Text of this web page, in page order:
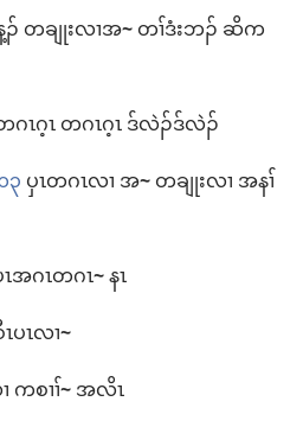
ၣ်​ တချုး​လၢ​အ~တၢ်​ဒံးဘၣ်​ ဆိက
ဂၤ​ဂ့ၤ တဂၤ​ဂ့ၤ ဒ်လဲၣ်​ဒ်လဲၣ်
ပှၤ​တဂၤ​လၢ အ~တချုး​လၢ အ​နၢ်
အဂၤ​တဂၤ~နၤ
ၤ​လၢ~
စၢၢ်~အလိၤ